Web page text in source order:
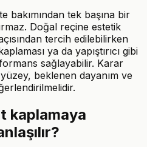
bakımından tek başına bir
Doğal reçine estetik
tercih edilebilirken
ya da yapıştırıcı gibi
sağlayabilir. Karar
beklenen dayanım ve
kaplamaya